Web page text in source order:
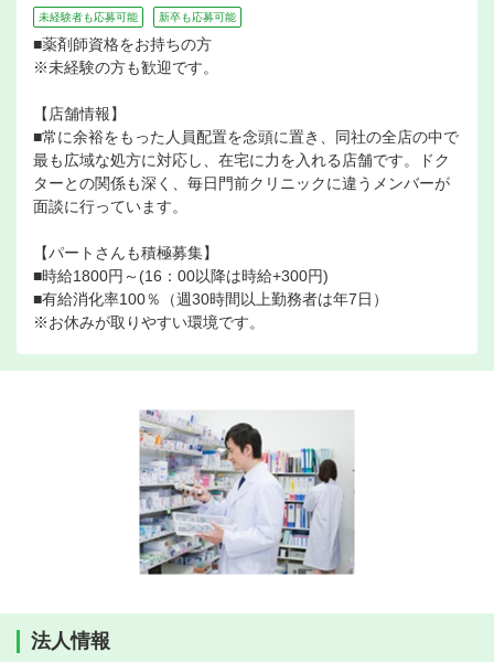
未経験者も応募可能 新卒も応募可能
■薬剤師資格をお持ちの方
※未経験の方も歓迎です。
【店舗情報】
■常に余裕をもった人員配置を念頭に置き、同社の全店の中で
最も広域な処方に対応し、在宅に力を入れる店舗です。ドク
ターとの関係も深く、毎日門前クリニックに違うメンバーが
面談に行っています。
【パートさんも積極募集】
■時給1800円～(16：00以降は時給+300円)
■有給消化率100％（週30時間以上勤務者は年7日）
※お休みが取りやすい環境です。
法人情報